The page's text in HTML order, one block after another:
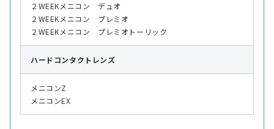
２WEEKメニコン デュオ
２WEEKメニコン プレミオ
２WEEKメニコン プレミオトーリック
ハード コンタクトレンズ
メニコンZ
メニコンEX